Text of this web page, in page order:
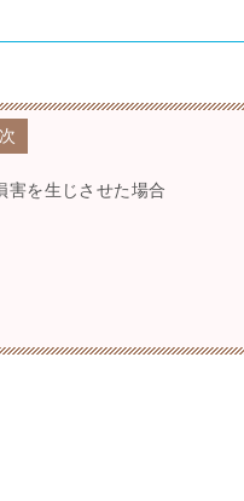
害を生じさせた場合